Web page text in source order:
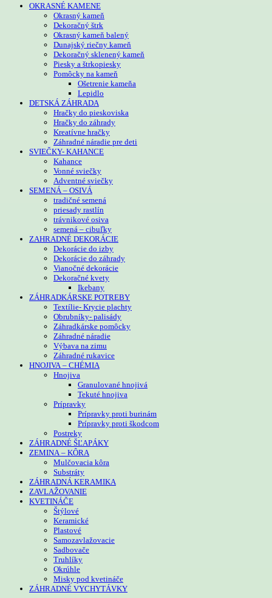
OKRASNÉ KAMENE
Okrasný kameň
Dekoračný štrk
Okrasný kameň balený
Dunajský riečny kameň
Dekoračný sklenený kameň
Piesky a štrkopiesky
Pomôcky na kameň
Ošetrenie kameňa
Lepidlo
DETSKÁ ZÁHRADA
Hračky do pieskoviska
Hračky do záhrady
Kreatívne hračky
Záhradné náradie pre deti
SVIEČKY- KAHANCE
Kahance
Vonné sviečky
Adventné sviečky
SEMENÁ – OSIVÁ
tradičné semená
priesady rastlín
trávnikové osiva
semená – cibuľky
ZAHRADNÉ DEKORÁCIE
Dekorácie do izby
Dekorácie do záhrady
Vianočné dekorácie
Dekoračné kvety
Ikebany
ZÁHRADKÁRSKE POTREBY
Textílie- Krycie plachty
Obrubníky- palisády
Záhradkárske pomôcky
Záhradné náradie
Výbava na zimu
Záhradné rukavice
HNOJIVA – CHÉMIA
Hnojiva
Granulované hnojivá
Tekuté hnojiva
Prípravky
Prípravky proti burinám
Prípravky proti škodcom
Postreky
ZÁHRADNÉ ŠĽAPÁKY
ZEMINA – KÔRA
Mulčovacia kôra
Substráty
ZÁHRADNÁ KERAMIKA
ZAVLAŽOVANIE
KVETINÁČE
Štýlové
Keramické
Plastové
Samozavlažovacie
Sadbovače
Truhlíky
Okrúhle
Misky pod kvetináče
ZÁHRADNÉ VYCHYTÁVKY